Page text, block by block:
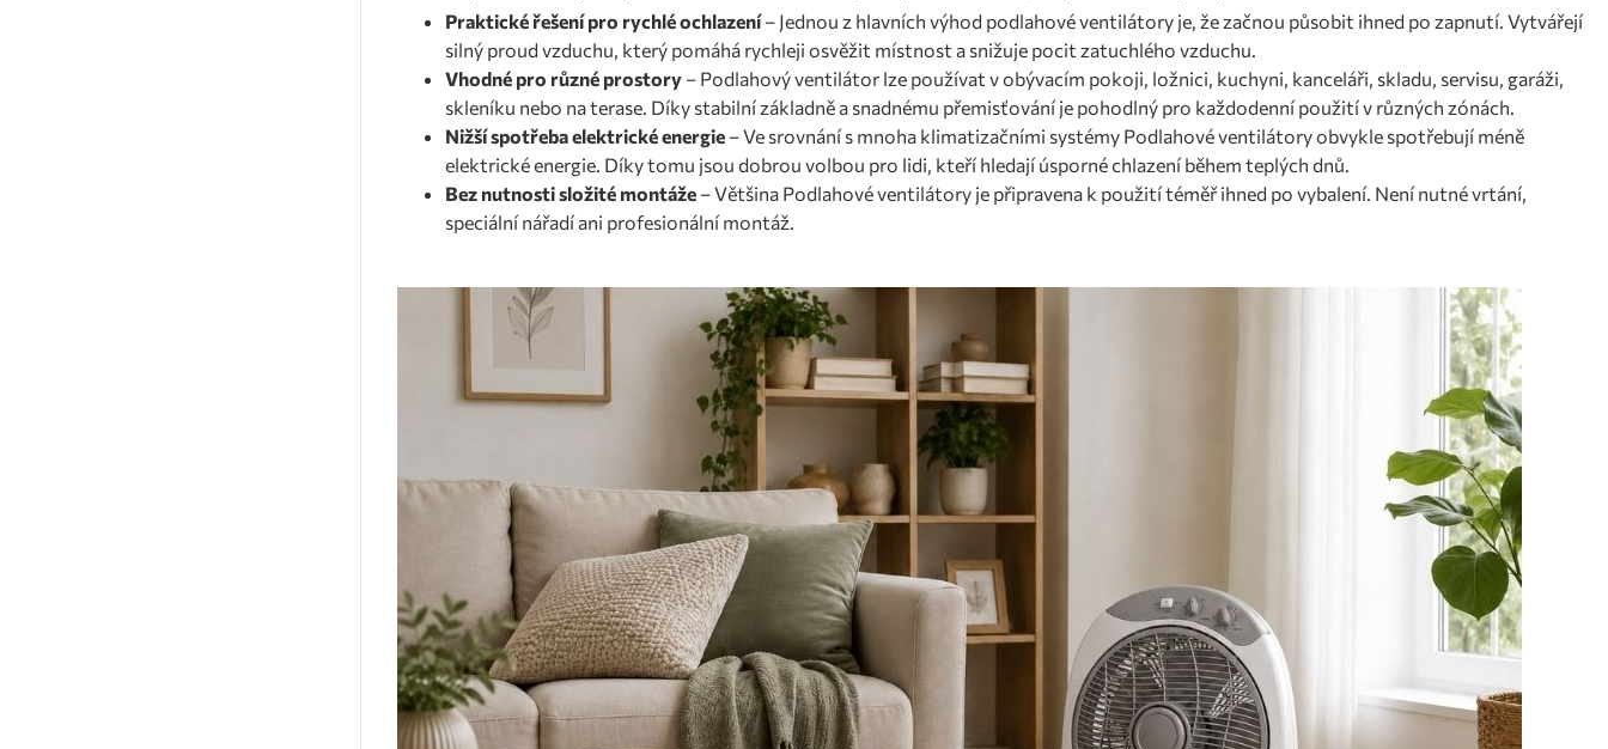
Praktické řešení pro rychlé ochlazení– Jednou z hlavních výhod podlahové ventilátory je, že začnou působit ihned po zapnutí. Vytvářejí
silný proud vzduchu, který pomáhá rychleji osvěžit místnost a snižuje pocit zatuchlého vzduchu.
Vhodné pro různé prostory – Podlahový ventilátor lze používat v obývacím pokoji, ložnici, kuchyni, kanceláři, skladu, servisu, garáži,
skleníku nebo na terase. Díky stabilní základně a snadnému přemisťování je pohodlný pro každodenní použití v různých zónách.
Nižší spotřeba elektrické energie – Ve srovnání s mnoha klimatizačními systémy Podlahové ventilátory obvykle spotřebují méně
elektrické energie. Díky tomu jsou dobrou volbou pro lidi, kteří hledají úsporné chlazení během teplých dnů.
Bez nutnosti složité montáže – Většina Podlahové ventilátory je připravena k použití téměř ihned po vybalení. Není nutné vrtání,
speciální nářadí ani profesionální montáž.